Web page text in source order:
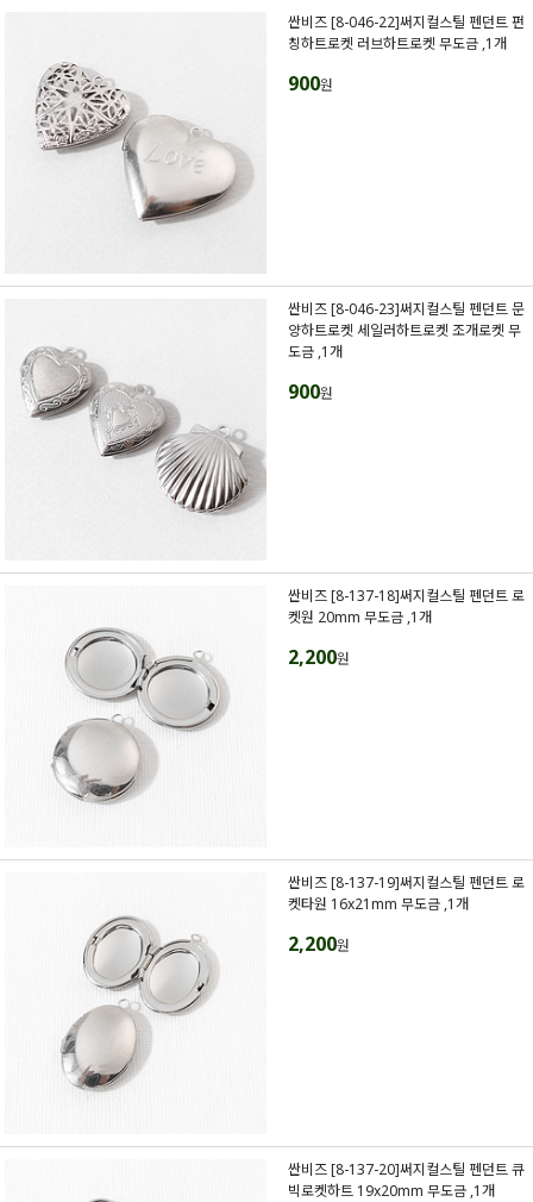
싼비즈 [8-046-22]써지컬스틸 펜던트 펀
칭하트로켓 러브하트로켓 무도금 ,1개
900원
싼비즈 [8-046-23]써지컬스틸 펜던트 문
양하트로켓 세일러하트로켓 조개로켓 무
도금 ,1개
900원
싼비즈 [8-137-18]써지컬스틸 펜던트 로
켓원 20mm 무도금 ,1개
2,200원
싼비즈 [8-137-19]써지컬스틸 펜던트 로
켓타원 16x21mm 무도금 ,1개
2,200원
싼비즈 [8-137-20]써지컬스틸 펜던트 큐
빅로켓하트 19x20mm 무도금 ,1개